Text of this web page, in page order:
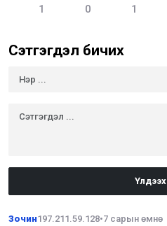
1 0 1
Сэтгэгдэл бичих
Үлдээх
Зочин197.211.59.128•7 сарын өмнө